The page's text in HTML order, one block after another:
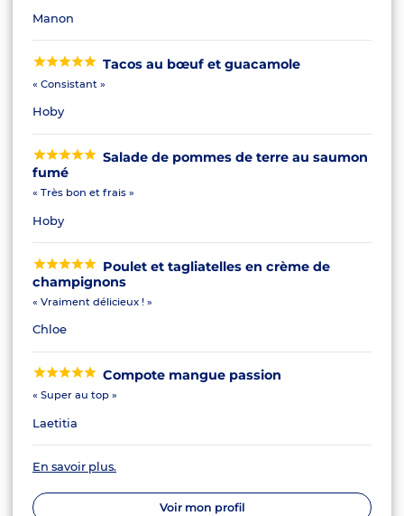
Manon
Tacos au bœuf et guacamole
« Consistant »
Hoby
Salade de pommes de terre au saumon
fumé
« Très bon et frais »
Hoby
Poulet et tagliatelles en crème de
champignons
« Vraiment délicieux ! »
Chloe
Compote mangue passion
« Super au top »
Laetitia
En savoir plus.
Voir mon profil